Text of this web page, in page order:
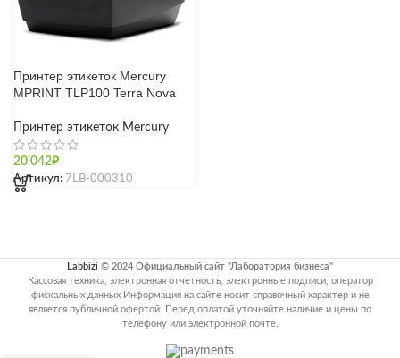
Принтер этикеток Mercury
MPRINT TLP100 Terra Nova
Принтер этикеток Mercury
20'042₽
Артикул: 7LB-000310
Labbizi © 2024 Официальный сайт "Лаборатория бизнеса"
Кассовая техника, электронная отчетность, электронные подписи, оператор
фискальных данных Информация на сайте носит справочный характер и не
является публичной офертой. Перед оплатой уточняйте наличие и цены по
телефону или электронной почте.